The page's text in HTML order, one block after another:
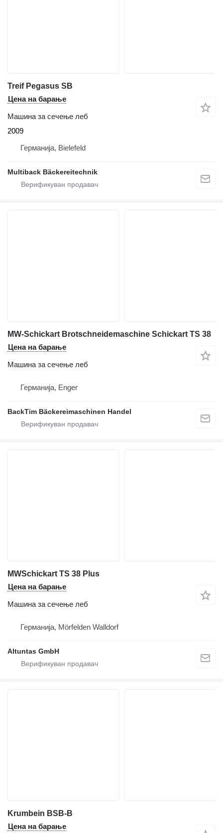
Treif Pegasus SB
Цена на барање
Машина за сечење леб
2009
Германија, Bielefeld
Multiback Bäckereitechnik
MW-Schickart Brotschneidemaschine Schickart TS 38
Цена на барање
Машина за сечење леб
Германија, Enger
BackTim Bäckereimaschinen Handel
MWSchickart TS 38 Plus
Цена на барање
Машина за сечење леб
Германија, Mörfelden Walldorf
Altuntas GmbH
Krumbein BSB-B
Цена на барање